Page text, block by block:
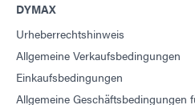
DYMAX
Urheberrechtshinweis
Allgemeine Verkaufsbedingungen
Einkaufsbedingungen
Allgemeine Geschäftsbedingungen